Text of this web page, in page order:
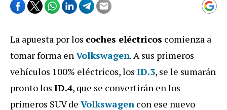
La apuesta por los coches eléctricos comienza a
tomar forma enVolkswagen. A sus primeros
vehículos 100% eléctricos, los ID.3, se le sumarán
pronto los ID.4, que se convertirán en los
primeros SUV de Volkswagen con ese nuevo